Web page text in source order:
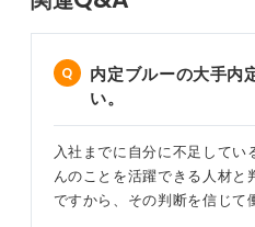
内定ブルーの大手内
い。
入社までに自分に不足して
んのことを活躍できる人材と
ですから、その判断を信じ